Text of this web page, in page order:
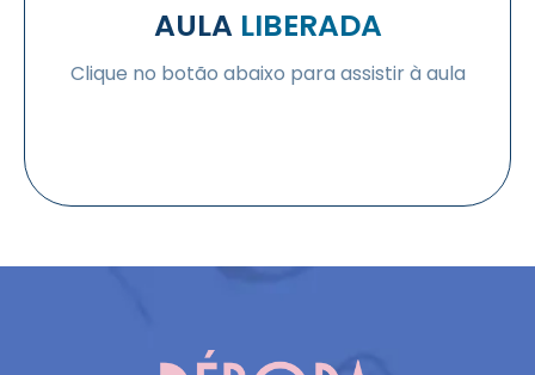
AULA LIBERADA
Clique no botão abaixo para assistir à aula